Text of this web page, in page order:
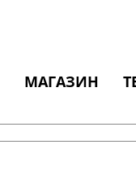
МАГАЗИН